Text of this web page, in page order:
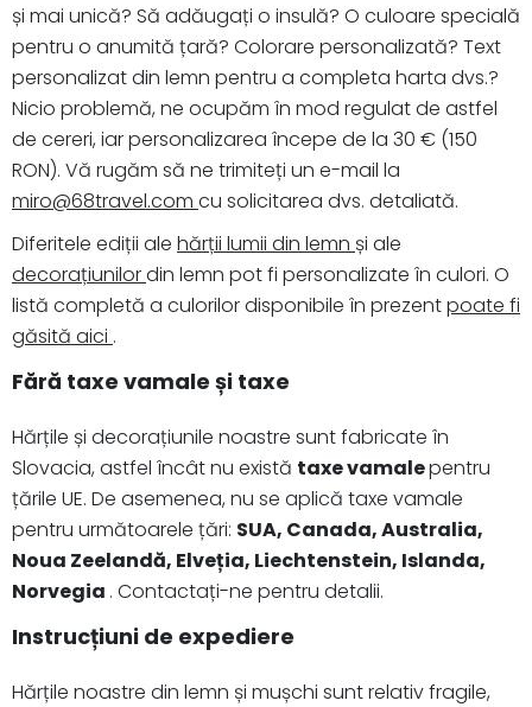
și mai unică? Să adăugați o insulă? O culoare specială
pentru o anumită țară? Colorare personalizată? Text
personalizat din lemn pentru a completa harta dvs.?
Nicio problemă, ne ocupăm în mod regulat de astfel
de cereri, iar personalizarea începe de la 30 € (150
RON). Vă rugăm să ne trimiteți un e-mail la
miro@68travel.com cu solicitarea dvs. detaliată.
Diferitele ediții ale hărții lumii din lemn și ale
decorațiunilordin lemn pot fi personalizate în culori. O
listă completă a culorilor disponibile în prezentpoate fi
găsită aici .
Fără taxe vamale și taxe
Hărțile și decorațiunile noastre sunt fabricate în
Slovacia, astfel încât nu există taxe vamalepentru
țările UE. De asemenea, nu se aplică taxe vamale
pentru următoarele țări: SUA, Canada, Australia,
Noua Zeelandă, Elveția, Liechtenstein, Islanda,
Norvegia . Contactați-ne pentru detalii.
Instrucțiuni de expediere
Hărțile noastre din lemn și mușchi sunt relativ fragile,